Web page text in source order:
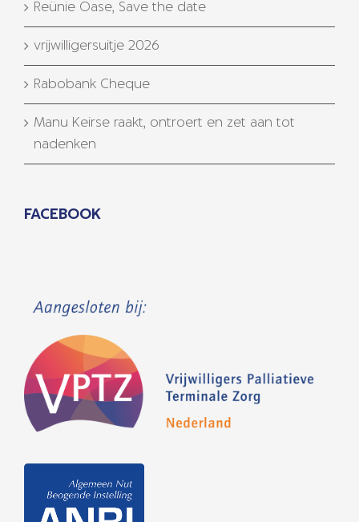
Reünie Oase, Save the date
vrijwilligersuitje 2026
Rabobank Cheque
Manu Keirse raakt, ontroert en zet aan tot
nadenken
FACEBOOK